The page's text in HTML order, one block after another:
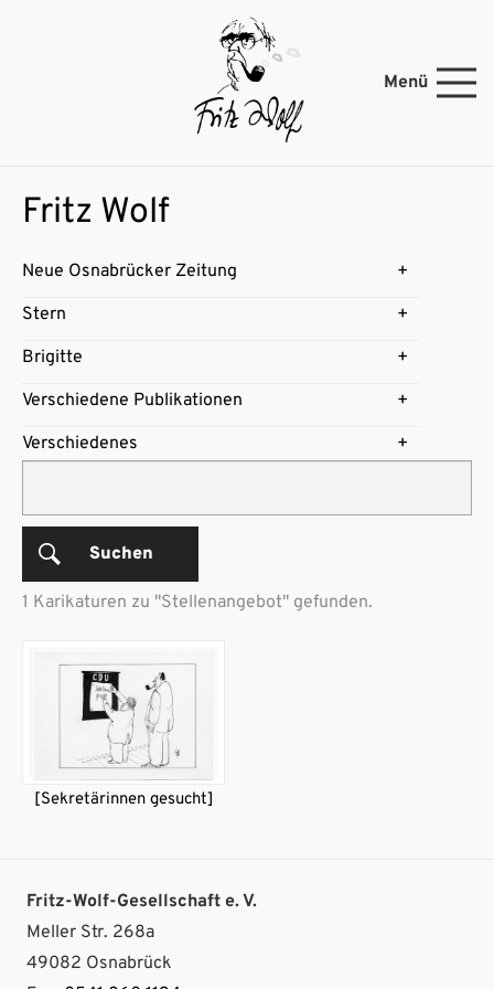
Menü
Fritz Wolf
Neue Osnabrücker Zeitung
Stern
Brigitte
Verschiedene Publikationen
Verschiedenes
Suchen
1 Karikaturen zu "Stellenangebot" gefunden.
[Sekretärinnen gesucht]
Fritz-Wolf-Gesellschaft e. V.
Meller Str. 268a
49082 Osnabrück